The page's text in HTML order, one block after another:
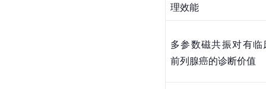
理效能
多参数磁共振对有临
前列腺癌的诊断价值